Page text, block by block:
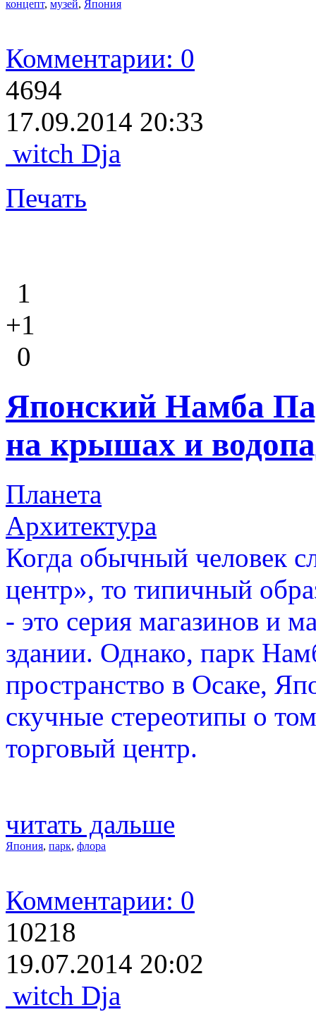
концепт, музей, Япония
Комментарии: 0
4694
17.09.2014 20:33
witch Dja
Печать
1
+1
0
Японский Намба
на крышах и
Планета
Архитектура
Когда обычный человек
центр», то типичный
- это серия магазинов и
здании. Однако, парк
пространство в Осаке,
скучные стереотипы о
торговый центр.
читать дальше
Япония, парк, флора
Комментарии: 0
10218
19.07.2014 20:02
witch Dja